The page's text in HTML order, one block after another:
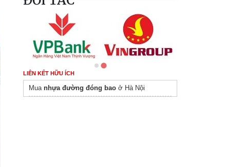
LIÊN KẾT HỮU ÍCH
Mua nhựa đường đóng bao ở Hà Nội